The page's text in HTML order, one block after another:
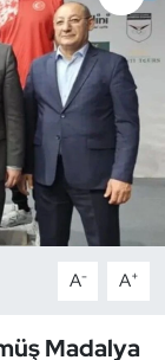
A- A+
Madalya